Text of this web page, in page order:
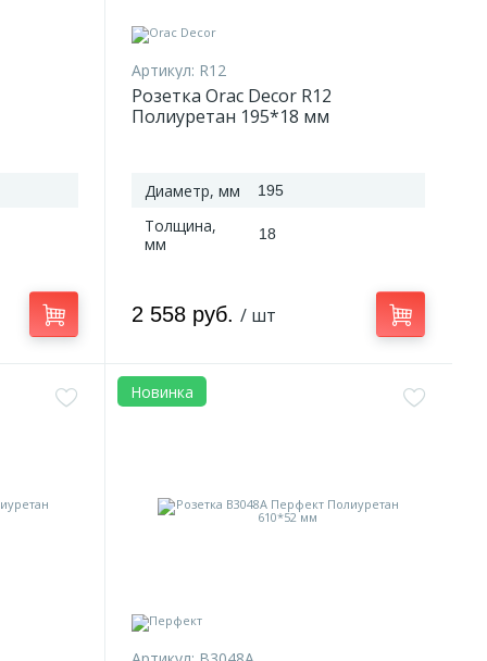
Артикул: R12
Розетка Orac Decor R12
Полиуретан 195*18 мм
Диаметр, мм 195
Толщина,
мм
18
2 558 руб./ шт
Новинка